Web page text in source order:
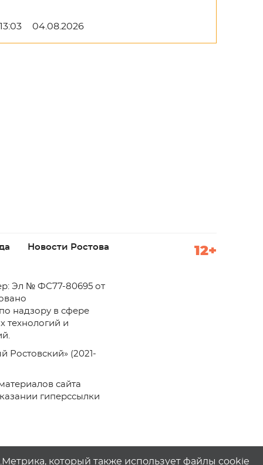
04.08.2026
Новости Ростова 12+
Эл № ФС77-80695 от
надзору в сфере
технологий и
Ростовский» (2021-
сайта
гиперссылки
который также использует файлы cookie